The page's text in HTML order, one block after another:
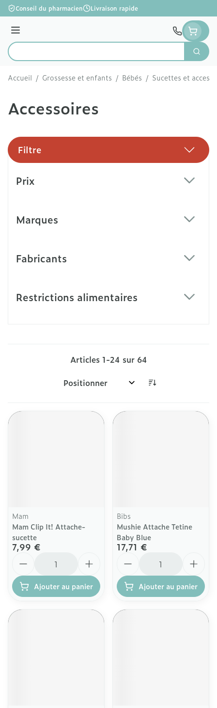
Aller au contenu
Conseil du pharmacien Livraison rapide
Menu
Rechercher
Accueil / Grossesse et enfants / Bébés / Sucettes et
Accessoires
Filtre
Prix
Marques
Fabricants
Restrictions alimentaires
Articles 1-24 sur 64
Trier par:
Mam
Mam Clip It! Attache-
sucette
7,99 €
Ajouter au panier
Bibs
Mushie Attache Tetine
Baby Blue
17,71 €
Ajouter au panier